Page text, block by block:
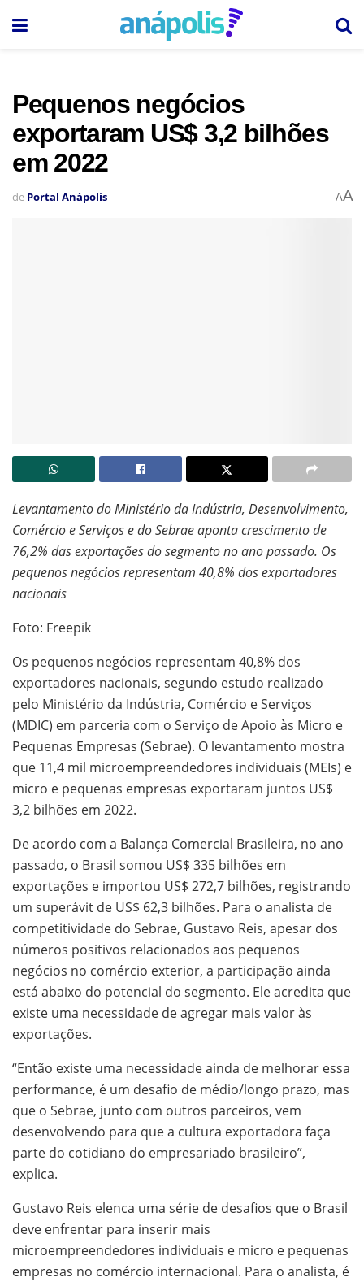
Pequenos negócios
exportaram US$ 3,2 bilhões
em 2022
de Portal Anápolis AA
Levantamento do Ministério da Indústria, Desenvolvimento,
Comércio e Serviços e do Sebrae aponta crescimento de
76,2% das exportações do segmento no ano passado. Os
pequenos negócios representam 40,8% dos exportadores
nacionais
Foto: Freepik
Os pequenos negócios representam 40,8% dos
exportadores nacionais, segundo estudo realizado
pelo Ministério da Indústria, Comércio e Serviços
(MDIC) em parceria com o Serviço de Apoio às Micro e
Pequenas Empresas (Sebrae). O levantamento mostra
que 11,4 mil microempreendedores individuais (MEIs) e
micro e pequenas empresas exportaram juntos US$
3,2 bilhões em 2022.
De acordo com a Balança Comercial Brasileira, no ano
passado, o Brasil somou US$ 335 bilhões em
exportações e importou US$ 272,7 bilhões, registrando
um superávit de US$ 62,3 bilhões. Para o analista de
competitividade do Sebrae, Gustavo Reis, apesar dos
números positivos relacionados aos pequenos
negócios no comércio exterior, a participação ainda
está abaixo do potencial do segmento. Ele acredita que
existe uma necessidade de agregar mais valor às
exportações.
“Então existe uma necessidade ainda de melhorar essa
performance, é um desafio de médio/longo prazo, mas
que o Sebrae, junto com outros parceiros, vem
desenvolvendo para que a cultura exportadora faça
parte do cotidiano do empresariado brasileiro”,
explica.
Gustavo Reis elenca uma série de desafios que o Brasil
deve enfrentar para inserir mais
microempreendedores individuais e micro e pequenas
empresas no comércio internacional. Para o analista, é